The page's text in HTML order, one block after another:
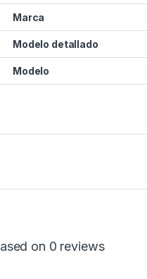
Marca
Modelo detallado
Modelo
on 0 reviews